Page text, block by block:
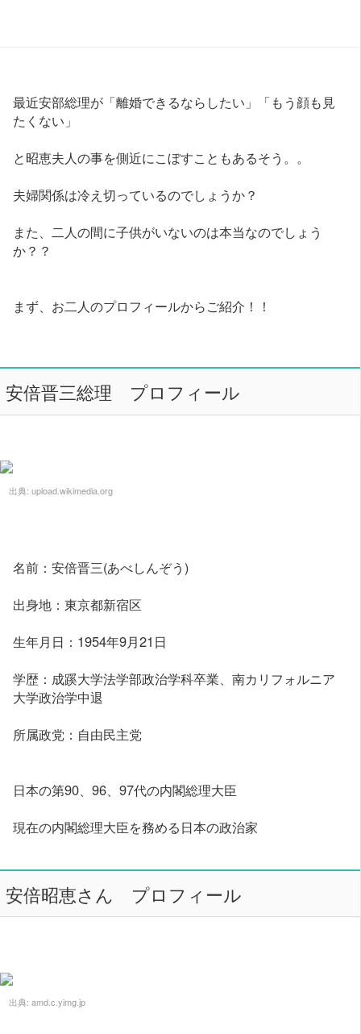
最近安部総理が「離婚できるならしたい」「もう顔も見
たくない」
と昭恵夫人の事を側近にこぼすこともあるそう。。
夫婦関係は冷え切っているのでしょうか？
また、二人の間に子供がいないのは本当なのでしょう
か？？
まず、お二人のプロフィールからご紹介！！
安倍晋三総理 プロフィール
出典: upload.wikimedia.org
名前：安倍晋三(あべしんぞう)
出身地：東京都新宿区
生年月日：1954年9月21日
学歴：成蹊大学法学部政治学科卒業、南カリフォルニア
大学政治学中退
所属政党：自由民主党
日本の第90、96、97代の内閣総理大臣
現在の内閣総理大臣を務める日本の政治家
安倍昭恵さん プロフィール
出典: amd.c.yimg.jp